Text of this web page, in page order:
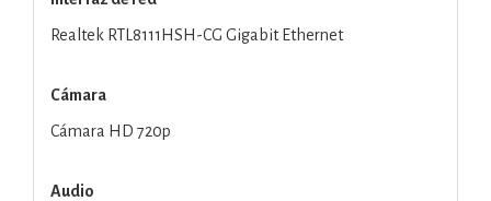
Realtek RTL8111HSH-CG Gigabit Ethernet
Cámara
Cámara HD 720p
Audio